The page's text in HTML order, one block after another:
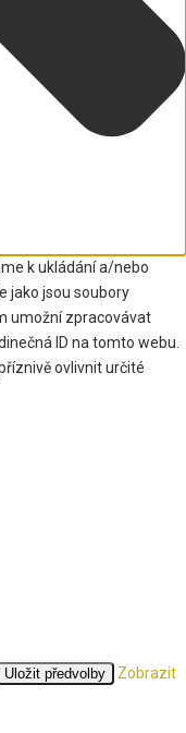
k ukládání a/nebo
jako jsou soubory
umožní zpracovávat
ID na tomto webu.
ovlivnit určité
Uložit předvolby
Zobrazit